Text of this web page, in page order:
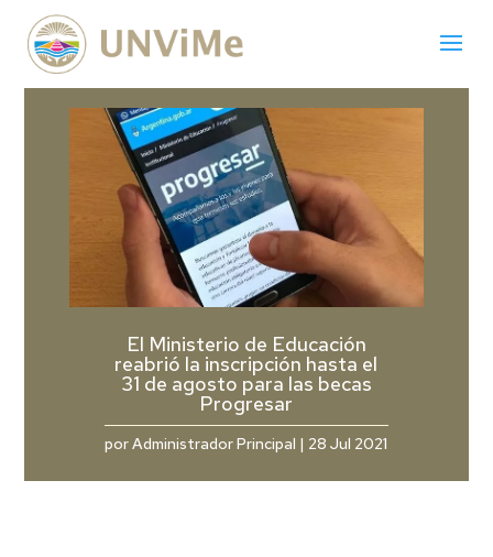
El Ministerio de Educación
reabrió la inscripción hasta el
31 de agosto para las becas
Progresar
porAdministrador Principal | 28 Jul 2021